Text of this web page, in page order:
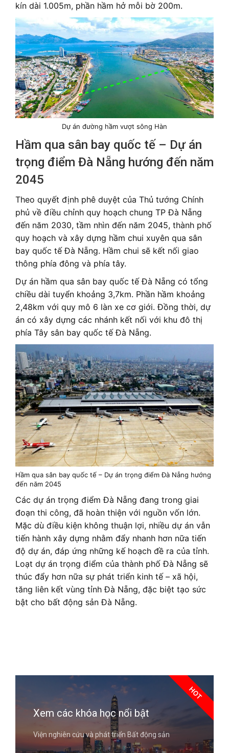
kín dài 1.005m, phần hầm hở mỗi bờ 200m.
Dự án đường hầm vượt sông Hàn
Hầm qua sân bay quốc tế – Dự án
trọng điểm Đà Nẵng hướng đến năm
2045
Theo quyết định phê duyệt của Thủ tướng Chính
phủ về điều chỉnh quy hoạch chung TP Đà Nẵng
đến năm 2030, tầm nhìn đến năm 2045, thành phố
quy hoạch và xây dựng hầm chui xuyên qua sân
bay quốc tế Đà Nẵng. Hầm chui sẽ kết nối giao
thông phía đông và phía tây.
Dự án hầm qua sân bay quốc tế Đà Nẵng có tổng
chiều dài tuyển khoảng 3,7km. Phần hầm khoảng
2,48km với quy mô 6 làn xe cơ giới. Đồng thời, dự
án có xây dựng các nhánh kết nối với khu đô thị
phía Tây sân bay quốc tế Đà Nẵng.
Hầm qua sân bay quốc tế – Dự án trọng điểm Đà Nẵng hướng
đến năm 2045
Các dự án trọng điểm Đà Nẵng đang trong giai
đoạn thi công, đã hoàn thiện với nguồn vốn lớn.
Mặc dù điều kiện không thuận lợi, nhiều dự án vẫn
tiến hành xây dựng nhằm đẩy nhanh hơn nữa tiến
độ dự án, đáp ứng những kế hoạch đề ra của tỉnh.
Loạt dự án trọng điểm của thành phố Đà Nẵng sẽ
thúc đẩy hơn nữa sự phát triển kinh tế – xã hội,
tăng liên kết vùng tỉnh Đà Nẵng, đặc biệt tạo sức
bật cho bất động sản Đà Nẵng.
Xem các khóa học nổi bật
Viện nghiên cứu và phát triển Bất động sản
HOT